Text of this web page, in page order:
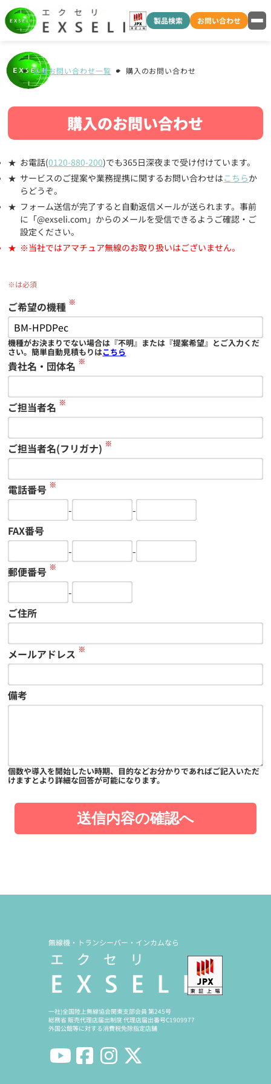
製品検索 お問い合わせ
各種お問い合わせ一覧 購入のお問い合わせ
購入のお問い合わせ
お電話(0120-880-200)でも365日深夜まで受け付けています。
サービスのご提案や業務提携に関するお問い合わせはこちらか
らどうぞ。
フォーム送信が完了すると自動返信メールが送られます。事前
に「@exseli.com」からのメールを受信できるようご確認・ご
設定ください。
※当社ではアマチュア無線のお取り扱いはございません。
※は必須
ご希望の機種 ※
機種がお決まりでない場合は『不明』または『提案希望』とご入力くだ
さい。簡単自動見積もりはこちら
貴社名・団体名 ※
ご担当者名 ※
ご担当者名(フリガナ) ※
電話番号 ※
-
-
FAX番号
-
-
郵便番号 ※
-
ご住所
メールアドレス ※
備考
個数や導入を開始したい時期、目的などお分かりであればご記入いただ
けますとより詳細な回答が可能になります。
送信内容の確認へ
無線機・トランシーバー・インカムなら
一社)全国陸上無線協会関東支部会員 第245号
総務省 販売代理店届出制度 代理店届出番号C1909977
外国公館等に対する消費税免除指定店舗